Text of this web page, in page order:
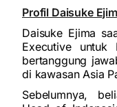
Profil Daisuke
Daisuke Ejima
Executive untuk
bertanggung
di kawasan Asia
Sebelumnya,